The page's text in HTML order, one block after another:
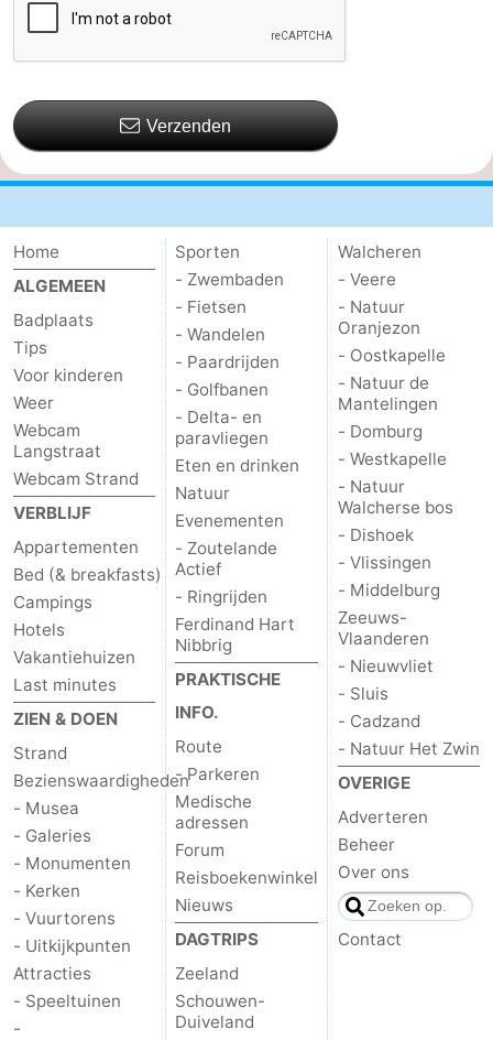
Verzenden
Home
ALGEMEEN
Badplaats
Tips
Voor kinderen
Weer
Webcam
Langstraat
Webcam Strand
VERBLIJF
Appartementen
Bed (& breakfasts)
Campings
Hotels
Vakantiehuizen
Last minutes
ZIEN & DOEN
Strand
Bezienswaardigheden
- Musea
- Galeries
- Monumenten
- Kerken
- Vuurtorens
- Uitkijkpunten
Attracties
- Speeltuinen
-
Sporten
- Zwembaden
- Fietsen
- Wandelen
- Paardrijden
- Golfbanen
- Delta- en
paravliegen
Eten en drinken
Natuur
Evenementen
- Zoutelande
Actief
- Ringrijden
Ferdinand Hart
Nibbrig
PRAKTISCHE
INFO.
Route
- Parkeren
Medische
adressen
Forum
Reisboekenwinkel
Nieuws
DAGTRIPS
Zeeland
Schouwen-
Duiveland
Walcheren
- Veere
- Natuur
Oranjezon
- Oostkapelle
- Natuur de
Mantelingen
- Domburg
- Westkapelle
- Natuur
Walcherse bos
- Dishoek
- Vlissingen
- Middelburg
Zeeuws-
Vlaanderen
- Nieuwvliet
- Sluis
- Cadzand
- Natuur Het Zwin
OVERIGE
Adverteren
Beheer
Over ons
Contact